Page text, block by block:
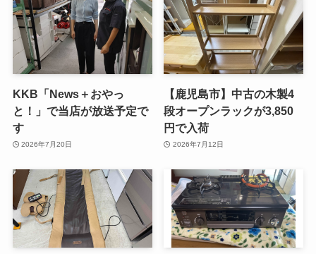
KKB「News＋おやっ
と！」で当店が放送予定で
す
2026年7月20日
【鹿児島市】中古の木製4
段オープンラックが3,850
円で入荷
2026年7月12日